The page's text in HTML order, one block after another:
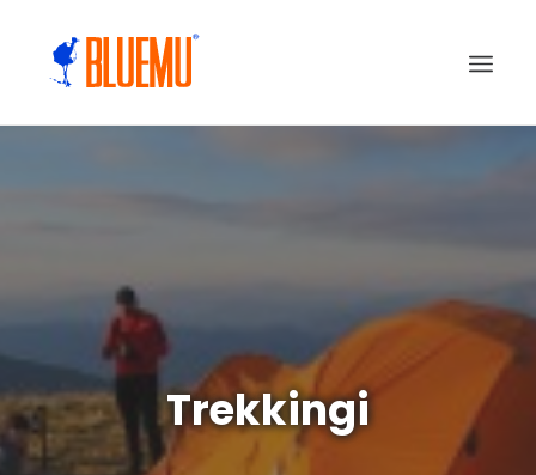
Trekkingi